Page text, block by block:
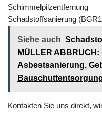
Schimmelpilzentfernung
Schadstoffsanierung
Siehe auch
MÜLLER
Asbestsanierung,
Kontakten Sie uns direkt,